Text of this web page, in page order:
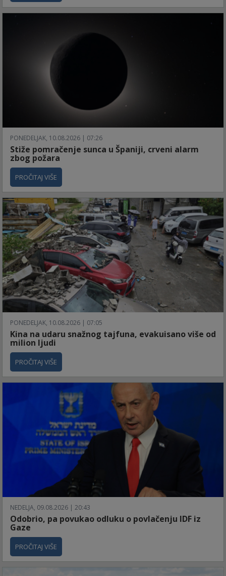
PONEDELJAK, 10.08.2026 | 07:26
Stiže pomračenje sunca u Španiji, crveni alarm
zbog požara
PROČITAJ VIŠE
PONEDELJAK, 10.08.2026 | 07:05
Kina na udaru snažnog tajfuna, evakuisano više od
milion ljudi
PROČITAJ VIŠE
NEDELJA, 09.08.2026 | 20:43
Odobrio, pa povukao odluku o povlačenju IDF iz
Gaze
PROČITAJ VIŠE